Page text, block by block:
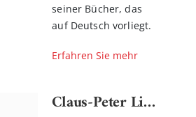
seiner Bücher, das
auf Deutsch vorliegt.
Erfahren Sie mehr
Claus-Peter Lieckfeld